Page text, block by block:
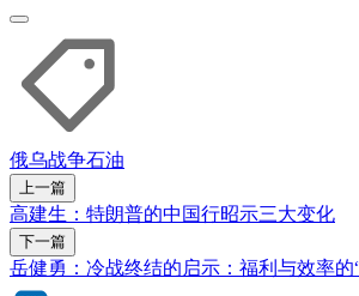
俄乌战争石油
上一篇
高建生：特朗普的中国行昭示三大变化
下一篇
岳健勇：冷战终结的启示：福利与效率的